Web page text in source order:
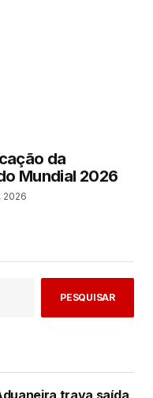
da
Mundial 2026
2026
PESQUISAR
trava saída